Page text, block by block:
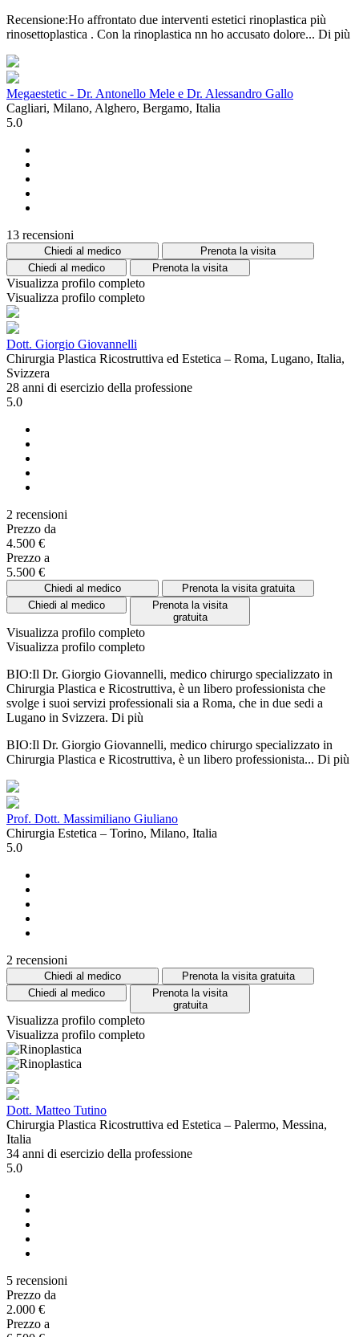
Recensione:Ho affrontato due interventi estetici rinoplastica più
rinosettoplastica . Con la rinoplastica nn ho accusato dolore... Di più
Megaestetic - Dr. Antonello Mele e Dr. Alessandro Gallo
Cagliari, Milano, Alghero, Bergamo, Italia
5.0
13 recensioni
Chiedi al medico
Prenota la visita
Chiedi al medico
Prenota la visita
Visualizza profilo completo
Visualizza profilo completo
Dott. Giorgio Giovannelli
Chirurgia Plastica Ricostruttiva ed Estetica – Roma, Lugano, Italia,
Svizzera
28 anni di esercizio della professione
5.0
2 recensioni
Prezzo da
4.500 €
Prezzo a
5.500 €
Chiedi al medico
Prenota la visita gratuita
Chiedi al medico
Prenota la visita
gratuita
Visualizza profilo completo
Visualizza profilo completo
BIO:Il Dr. Giorgio Giovannelli, medico chirurgo specializzato in
Chirurgia Plastica e Ricostruttiva, è un libero professionista che
svolge i suoi servizi professionali sia a Roma, che in due sedi a
Lugano in Svizzera. Di più
BIO:Il Dr. Giorgio Giovannelli, medico chirurgo specializzato in
Chirurgia Plastica e Ricostruttiva, è un libero professionista... Di più
Prof. Dott. Massimiliano Giuliano
Chirurgia Estetica – Torino, Milano, Italia
5.0
2 recensioni
Chiedi al medico
Prenota la visita gratuita
Chiedi al medico
Prenota la visita
gratuita
Visualizza profilo completo
Visualizza profilo completo
Dott. Matteo Tutino
Chirurgia Plastica Ricostruttiva ed Estetica – Palermo, Messina,
Italia
34 anni di esercizio della professione
5.0
5 recensioni
Prezzo da
2.000 €
Prezzo a